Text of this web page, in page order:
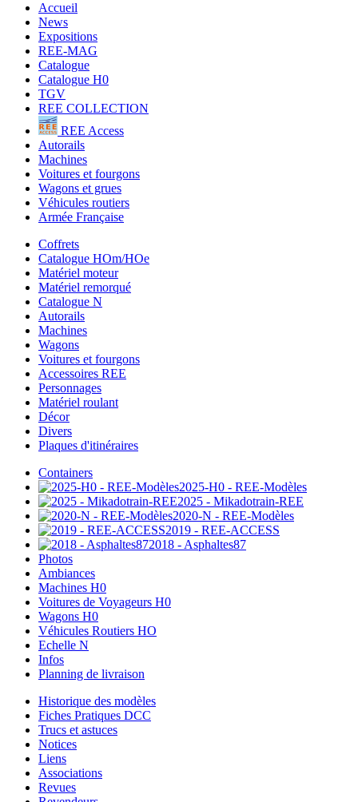
Accueil
News
Expositions
REE-MAG
Catalogue
Catalogue H0
TGV
REE COLLECTION
REE Access
Autorails
Machines
Voitures et fourgons
Wagons et grues
Véhicules routiers
Armée Française
Coffrets
Catalogue HOm/HOe
Matériel moteur
Matériel remorqué
Catalogue N
Autorails
Machines
Wagons
Voitures et fourgons
Accessoires REE
Personnages
Matériel roulant
Décor
Divers
Plaques d'itinéraires
Containers
2025-H0 - REE-Modèles
2025 - Mikadotrain-REE
2020-N - REE-Modèles
2019 - REE-ACCESS
2018 - Asphaltes87
Photos
Ambiances
Machines H0
Voitures de Voyageurs H0
Wagons H0
Véhicules Routiers HO
Echelle N
Infos
Planning de livraison
Historique des modèles
Fiches Pratiques DCC
Trucs et astuces
Notices
Liens
Associations
Revues